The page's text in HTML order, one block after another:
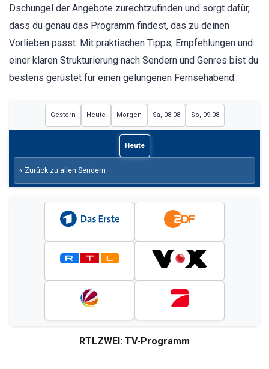
Dschungel der Angebote zurechtzufinden und sorgt dafür,
dass du genau das Programm findest, das zu deinen
Vorlieben passt. Mit praktischen Tipps, Empfehlungen und
einer klaren Strukturierung nach Sendern und Genres bist du
bestens gerüstet für einen gelungenen Fernsehabend.
Gestern Heute Morgen Sa, 08.08 So, 09.08
Heute
« Zurück zu allen Sendern
RTLZWEI: TV-Programm